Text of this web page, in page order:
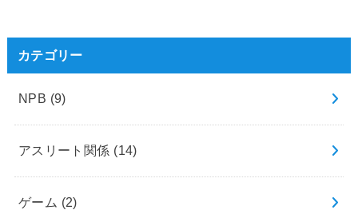
カテゴリー
NPB (9)
アスリート関係 (14)
ゲーム (2)